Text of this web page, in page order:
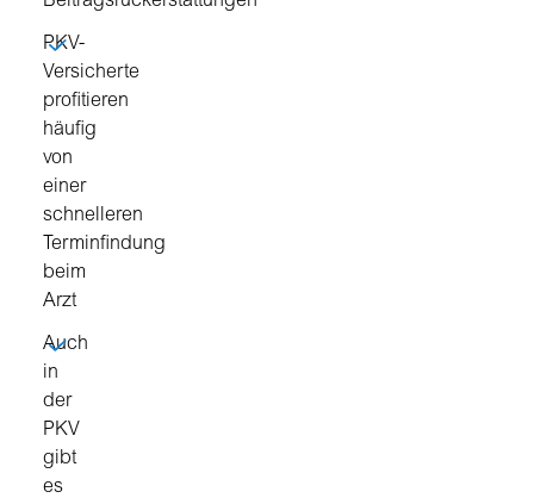
PKV-
Versicherte
profitieren
häufig
von
einer
schnelleren
Terminfindung
beim
Arzt
Auch
in
der
PKV
gibt
es